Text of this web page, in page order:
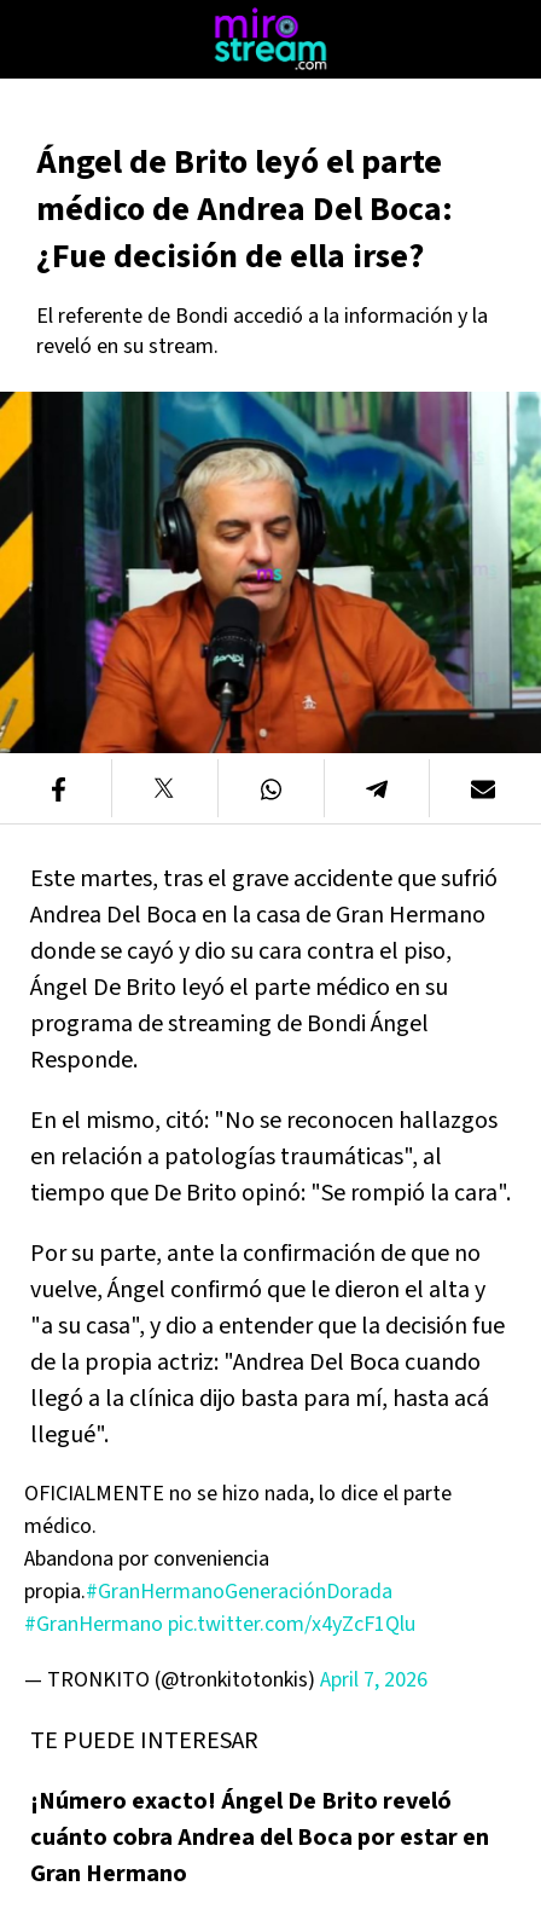
Ángel de Brito leyó el parte
médico de Andrea Del Boca:
¿Fue decisión de ella irse?
El referente de Bondi accedió a la información y la
reveló en su stream.
Este martes, tras el grave accidente que sufrió
Andrea Del Boca en la casa de Gran Hermano
donde se cayó y dio su cara contra el piso,
Ángel De Brito leyó el parte médico en su
programa de streaming de Bondi Ángel
Responde.
En el mismo, citó: "No se reconocen hallazgos
en relación a patologías traumáticas", al
tiempo que De Brito opinó: "Se rompió la cara".
Por su parte, ante la confirmación de que no
vuelve, Ángel confirmó que le dieron el alta y
"a su casa", y dio a entender que la decisión fue
de la propia actriz: "Andrea Del Boca cuando
llegó a la clínica dijo basta para mí, hasta acá
llegué".
OFICIALMENTE no se hizo nada, lo dice el parte
médico.
Abandona por conveniencia
propia.#GranHermanoGeneraciónDorada
#GranHermano pic.twitter.com/x4yZcF1Qlu
— TRONKITO (@tronkitotonkis) April 7, 2026
TE PUEDE INTERESAR
¡Número exacto! Ángel De Brito reveló
cuánto cobra Andrea del Boca por estar en
Gran Hermano